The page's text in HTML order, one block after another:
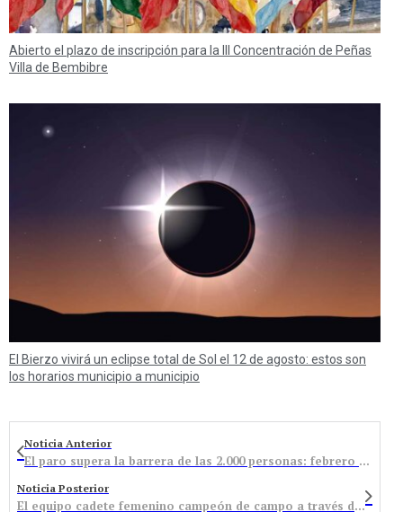
Abierto el plazo de inscripción para la III Concentración de Peñas
Villa de Bembibre
El Bierzo vivirá un eclipse total de Sol el 12 de agosto: estos son
los horarios municipio a municipio
Noticia Anterior
El paro supera la barrera de las 2.000 personas: febrero cerró con 2.025 inscritos en la oficina de Bembibre
Noticia Posterior
El equipo cadete femenino campeón de campo a través de centros escolares